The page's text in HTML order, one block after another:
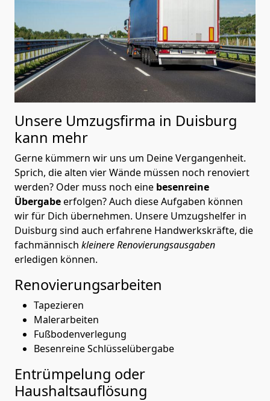
Unsere Umzugsfirma in Duisburg
kann mehr
Gerne kümmern wir uns um Deine Vergangenheit.
Sprich, die alten vier Wände müssen noch renoviert
werden? Oder muss noch eine besenreine
Übergabeerfolgen? Auch diese Aufgaben können
wir für Dich übernehmen. Unsere Umzugshelfer in
Duisburg sind auch erfahrene Handwerkskräfte, die
fachmännisch kleinere Renovierungsausgaben
erledigen können.
Renovierungsarbeiten
Tapezieren
Malerarbeiten
Fußbodenverlegung
Besenreine Schlüsselübergabe
Entrümpelung oder
Haushaltsauflösung